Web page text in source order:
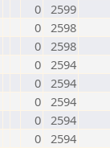
0 2599
0 2598
0 2598
0 2594
0 2594
0 2594
0 2594
0 2594